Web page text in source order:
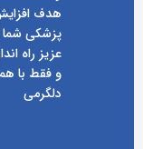
هدف
پزشکی شما
عزیز راه
و فقط با
دلگرمی